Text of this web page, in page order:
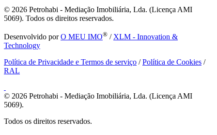
© 2026 Petrohabi - Mediação Imobiliária, Lda. (Licença AMI
5069). Todos os direitos reservados.
Desenvolvido porO MEU IMO® / XLM - Innovation &
Technology
Política de Privacidade e Termos de serviço /Política de Cookies /
RAL
© 2026 Petrohabi - Mediação Imobiliária, Lda. (Licença AMI
5069).
Todos os direitos reservados.